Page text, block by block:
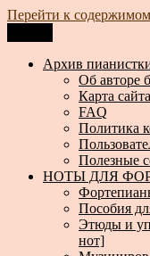
Перейти к
Архив пианистки
Всё для пианистов:
Архив
Об авторе
Карта сайта
FAQ
Политика
Полезные
НОТЫ ДЛЯ
Пособия
Этюды и
нот]